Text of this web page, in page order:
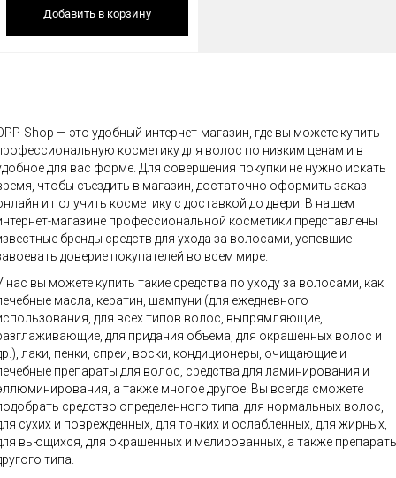
Добавить в корзину
Shop — это удобный интернет-магазин, где вы можете купить
косметику для волос по низким ценам и в
для вас форме. Для совершения покупки не нужно искать
чтобы съездить в магазин, достаточно оформить заказ
и получить косметику с доставкой до двери. В нашем
магазине профессиональной косметики представлены
бренды средств для ухода за волосами, успевшие
доверие покупателей во всем мире.
нас вы можете купить такие средства по уходу за волосами, как
масла, кератин, шампуни (для ежедневного
для всех типов волос, выпрямляющие,
для придания объема, для окрашенных волос и
лаки, пенки, спреи, воски, кондиционеры, очищающие и
препараты для волос, средства для ламинирования и
а также многое другое. Вы всегда сможете
средство определенного типа: для нормальных волос,
сухих и поврежденных, для тонких и ослабленных, для жирных,
вьющихся, для окрашенных и мелированных, а также
типа.